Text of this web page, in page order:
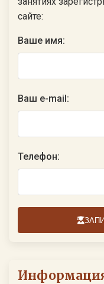
сайте:
Ваше имя:
Ваш e-mail:
Телефон: